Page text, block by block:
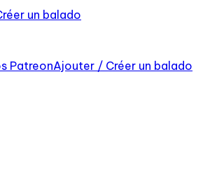
un balado
PatreonAjouter / Créer un balado